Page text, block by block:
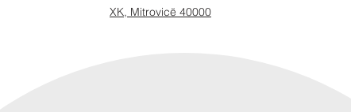
XK, Mitrovicë 40000